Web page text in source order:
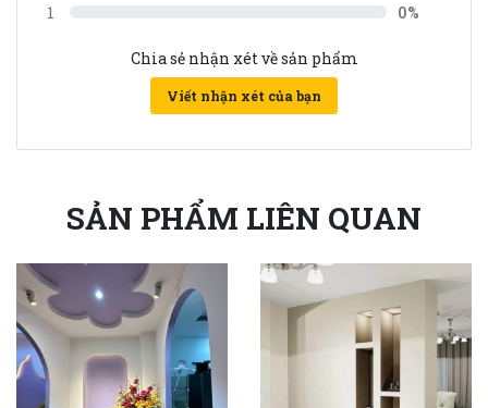
1 0%
Chia sẻ nhận xét về sản phẩm
Viết nhận xét của bạn
SẢN PHẨM LIÊN QUAN